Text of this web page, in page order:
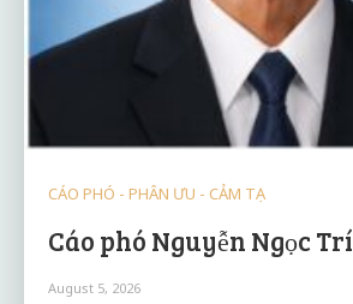
CÁO PHÓ - PHÂN ƯU - CẢM TẠ
Cáo phó Nguyễn Ngọc Trí
August 5, 2026